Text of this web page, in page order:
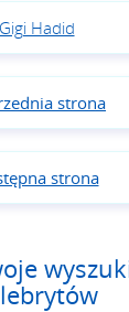
Gigi Hadid
strona
strona